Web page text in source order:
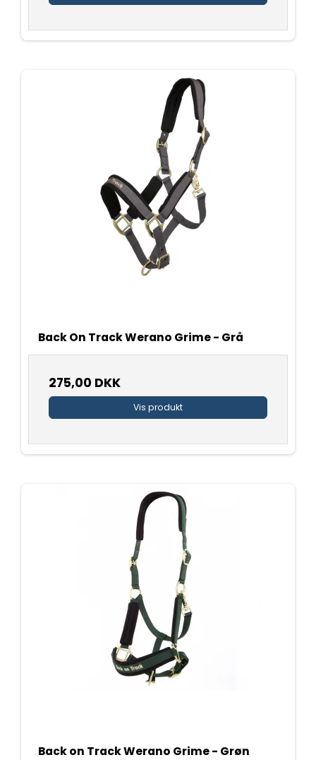
Back On Track Werano Grime - Grå
275,00 DKK
Vis produkt
Back on Track Werano Grime - Grøn